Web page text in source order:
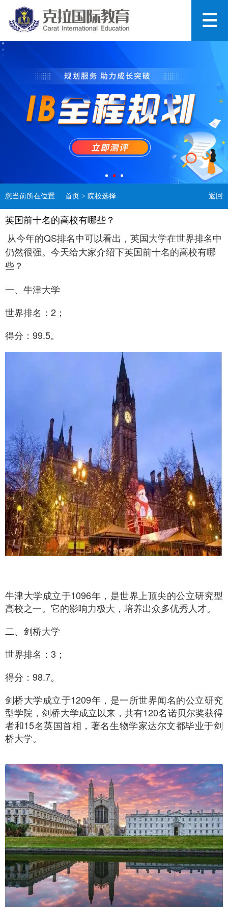
您当前所在位置: 首页 > 院校选择 返回
英国前十名的高校有哪些？
从今年的QS排名中可以看出，英国大学在世界排名中
仍然很强。今天给大家介绍下英国前十名的高校有哪
些？
一、牛津大学
世界排名：2；
得分：99.5。
牛津大学成立于1096年，是世界上顶尖的公立研究型
高校之一。它的影响力极大，培养出众多优秀人才。
二、剑桥大学
世界排名：3；
得分：98.7。
剑桥大学成立于1209年，是一所世界闻名的公立研究
型学院，剑桥大学成立以来，共有120名诺贝尔奖获得
者和15名英国首相，著名生物学家达尔文都毕业于剑
桥大学。